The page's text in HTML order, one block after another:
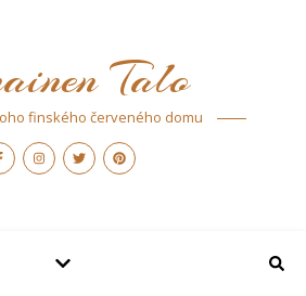
Talo
finského červeného domu